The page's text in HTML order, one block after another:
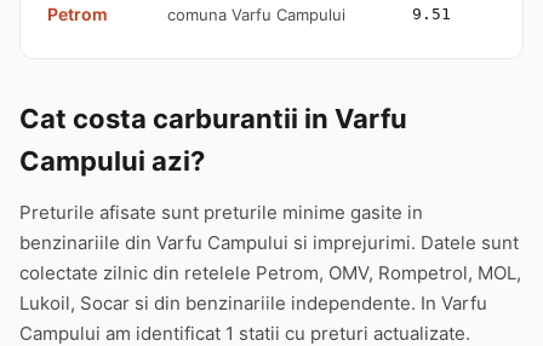
Petrom comuna Varfu Campului 9.51
Cat costa carburantii in Varfu
Campului azi?
Preturile afisate sunt preturile minime gasite in
benzinariile din Varfu Campului si imprejurimi. Datele sunt
colectate zilnic din retelele Petrom, OMV, Rompetrol, MOL,
Lukoil, Socar si din benzinariile independente. In Varfu
Campului am identificat 1 statii cu preturi actualizate.